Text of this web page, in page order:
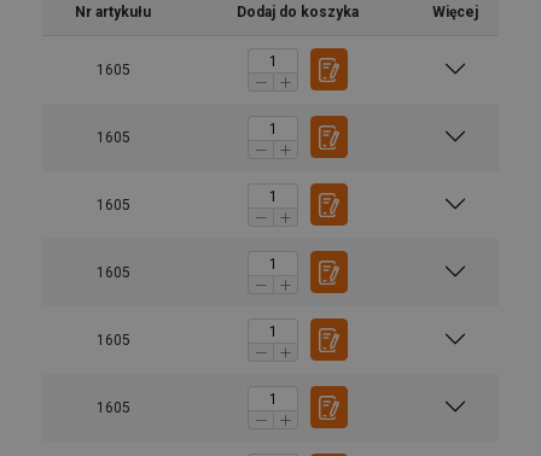
Nr artykułu Dodaj do koszyka Więcej
1605
1605
1605
1605
1605
1605